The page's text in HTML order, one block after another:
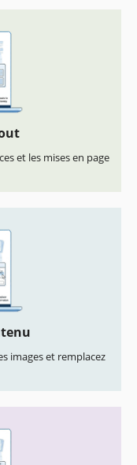
et les mises en page
images et remplacez